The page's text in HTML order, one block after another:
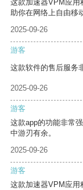
这款加速器VPM应用
助你在网络上自由移
2025-09-26
游客
这款软件的售后服务
2025-09-26
游客
这款app的功能非常
中游刃有余。
2025-09-26
游客
这款加速器VPM应用